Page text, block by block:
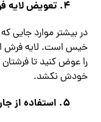
در بیشتر موارد
خیس است. لایه فرش از
را عوض کنید تا
خودش نکشد.